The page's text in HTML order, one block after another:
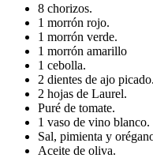
8 chorizos.
1 morrón rojo.
1 morrón verde.
1 morrón amarillo
1 cebolla.
2 dientes de ajo picado.
2 hojas de Laurel.
Puré de tomate.
1 vaso de vino blanco.
Sal, pimienta y
Aceite de oliva.